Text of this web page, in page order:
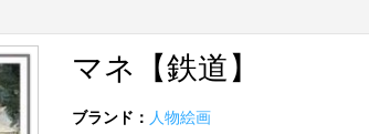
マネ【鉄道】
ブランド： 人物絵画